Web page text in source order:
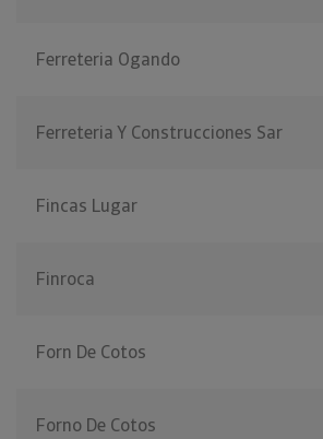
Ferreteria Ogando
Ferreteria Y Construcciones Sar
Fincas Lugar
Finroca
Forn De Cotos
Forno De Cotos